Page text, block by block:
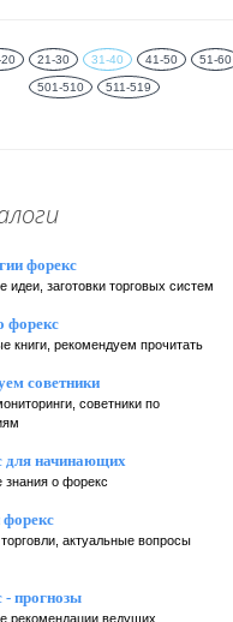
20 21-30 31-40 41-50 51-60
501-510 511-519
форекс
идеи, заготовки торговых систем
форекс
книги, рекомендуем прочитать
советники
советники по
для начинающих
знания о форекс
форекс
актуальные вопросы
- прогнозы
рекомендации ведущих